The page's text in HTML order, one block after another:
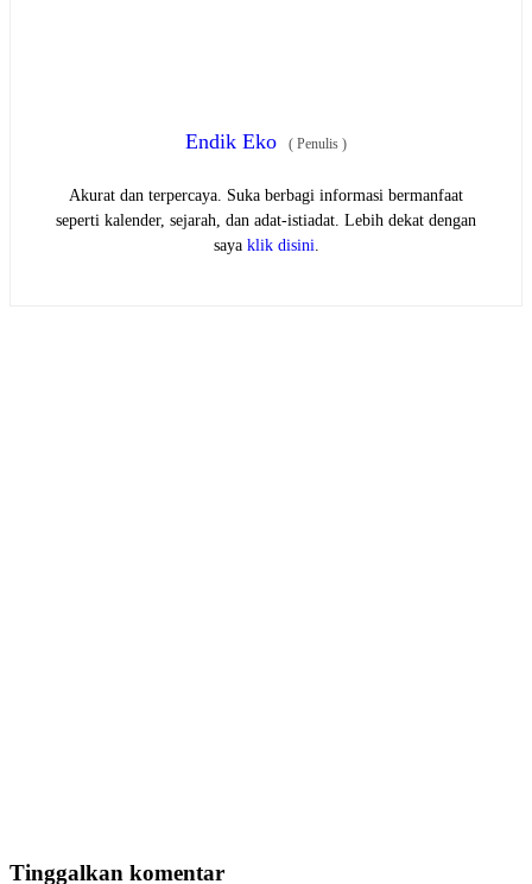
Endik Eko ( Penulis )
Akurat dan terpercaya. Suka berbagi informasi bermanfaat
seperti kalender, sejarah, dan adat-istiadat. Lebih dekat dengan
saya klik disini
Tinggalkan komentar